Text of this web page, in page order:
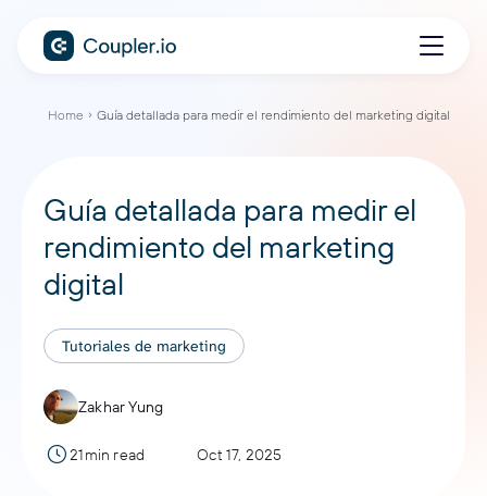
Home Guía detallada para medir el rendimiento del marketing digital
Guía detallada para medir el
rendimiento del marketing
digital
Tutoriales de marketing
Zakhar Yung
21min read Oct 17, 2025